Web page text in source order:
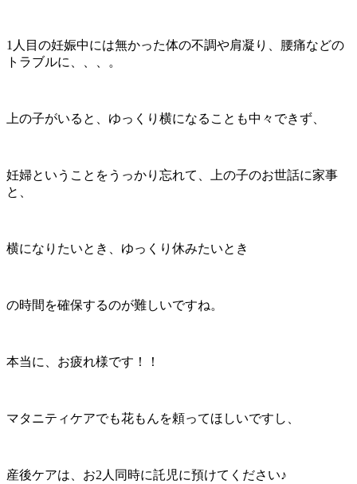
1人目の妊娠中には無かった体の不調や肩凝り、腰痛などの
トラブルに、、、。
上の子がいると、ゆっくり横になることも中々できず、
妊婦ということをうっかり忘れて、上の子のお世話に家事
と、
横になりたいとき、ゆっくり休みたいとき
の時間を確保するのが難しいですね。
本当に、お疲れ様です！！
マタニティケアでも花もんを頼ってほしいですし、
産後ケアは、お2人同時に託児に預けてください♪